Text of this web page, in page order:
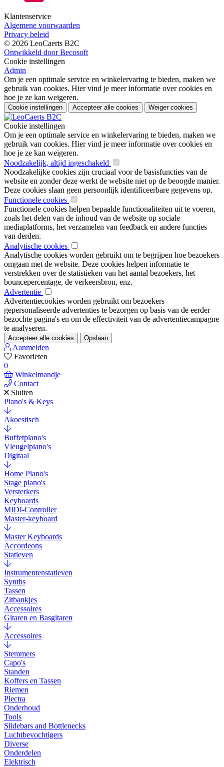
Klantenservice
Algemene voorwaarden
Privacy beleid
© 2026 LeoCaerts B2C
Ontwikkeld door Becosoft
Cookie instellingen
Admin
Om je een optimale service en winkelervaring te bieden, maken we
gebruik van cookies. Hier vind je meer informatie over cookies en
hoe je ze kan weigeren.
Cookie instellingen Accepteer alle cookies Weiger cookies
Cookie instellingen
Om je een optimale service en winkelervaring te bieden, maken we
gebruik van cookies. Hier vind je meer informatie over cookies en
hoe je ze kan weigeren.
Noodzakelijk, altijd ingeschakeld
Noodzakelijke cookies zijn cruciaal voor de basisfuncties van de
website en zonder deze werkt de website niet op de beoogde manier.
Deze cookies slaan geen persoonlijk identificeerbare gegevens op.
Functionele cookies
Functionele cookies helpen bepaalde functionaliteiten uit te voeren,
zoals het delen van de inhoud van de website op sociale
mediaplatforms, het verzamelen van feedback en andere functies
van derden.
Analytische cookies
Analytische cookies worden gebruikt om te begrijpen hoe bezoekers
omgaan met de website. Deze cookies helpen informatie te
verstrekken over de statistieken van het aantal bezoekers, het
bouncepercentage, de verkeersbron, enz.
Advertentie
Advertentiecookies worden gebruikt om bezoekers
gepersonaliseerde advertenties te bezorgen op basis van de eerder
bezochte pagina's en om de effectiviteit van de advertentiecampagne
te analyseren.
Accepteer alle cookies Opslaan
Aanmelden
Favorieten
0
Winkelmandje
Contact
Sluiten
Piano's & Keys
Akoestisch
Buffetpiano's
Vleugelpiano's
Digitaal
Home Piano's
Stage piano's
Versterkers
Keyboards
MIDI-Controller
Master-keyboard
Master Keyboards
Accordeons
Statieven
Instrumentenstatieven
Synths
Tassen
Zitbankjes
Accessoires
Gitaren en Basgitaren
Accessoires
Stemmers
Capo's
Standen
Koffers en Tassen
Riemen
Plectra
Onderhoud
Tools
Slidebars and Bottlenecks
Luchtbevochtigers
Diverse
Onderdelen
Elektrisch